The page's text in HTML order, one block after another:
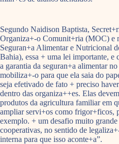
Segundo Naidison Baptista,
Organiza+-o Comunit+ria (MOC) e
Seguran+a Alimentar e Nutricional
Bahia), essa + uma lei importante, e
a garantia da seguran+a alimentar
mobiliza+-o para que ela saia do
seja efetivado de fato + preciso
dentro das organiza++es. Elas
produtos da agricultura familiar em
ampliar servi+os como frigor+ficos,
exemplo. + um desafio muito
cooperativas, no sentido de
interna para que isso aconte+a”.